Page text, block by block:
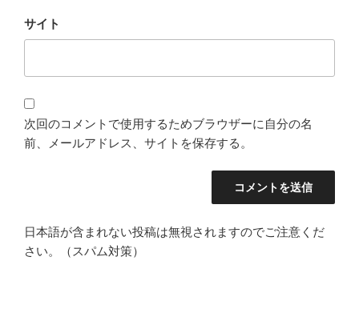
サイト
次回のコメントで使用するためブラウザーに自分の名
前、メールアドレス、サイトを保存する。
日本語が含まれない投稿は無視されますのでご注意くだ
さい。（スパム対策）